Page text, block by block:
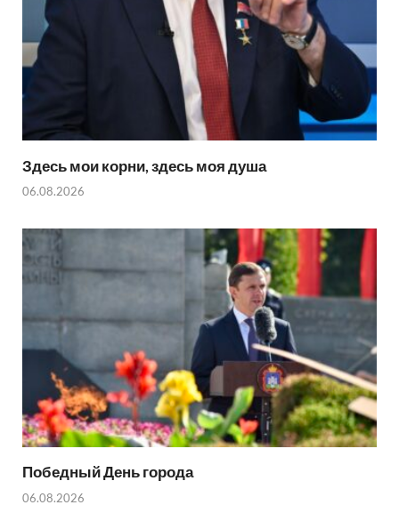
Здесь мои корни, здесь моя душа
06.08.2026
Победный День города
06.08.2026